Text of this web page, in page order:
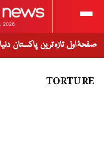
2026
صفحۂ اول تازہ ترین پاکستان دنیا
TORTURE